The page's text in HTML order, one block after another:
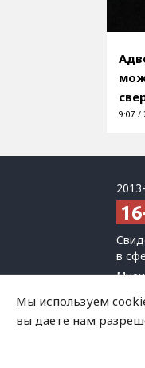
9:07 /
в
При
Мы используем
вы даете нам